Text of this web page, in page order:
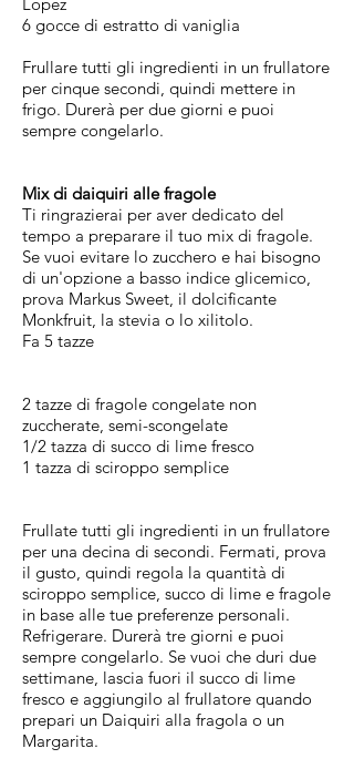
6 gocce di estratto di vaniglia
Frullare tutti gli ingredienti in un frullatore
per cinque secondi, quindi mettere in
frigo. Durerà per due giorni e puoi
sempre congelarlo.
Mix di daiquiri alle fragole
Ti ringrazierai per aver dedicato del
tempo a preparare il tuo mix di fragole.
Se vuoi evitare lo zucchero e hai bisogno
di un'opzione a basso indice glicemico,
prova Markus Sweet, il dolcificante
Monkfruit, la stevia o lo xilitolo.
Fa 5 tazze
2 tazze di fragole congelate non
zuccherate, semi-scongelate
1/2 tazza di succo di lime fresco
1 tazza di sciroppo semplice
Frullate tutti gli ingredienti in un frullatore
per una decina di secondi. Fermati, prova
il gusto, quindi regola la quantità di
sciroppo semplice, succo di lime e fragole
in base alle tue preferenze personali.
Refrigerare. Durerà tre giorni e puoi
sempre congelarlo. Se vuoi che duri due
settimane, lascia fuori il succo di lime
fresco e aggiungilo al frullatore quando
prepari un Daiquiri alla fragola o un
Margarita.